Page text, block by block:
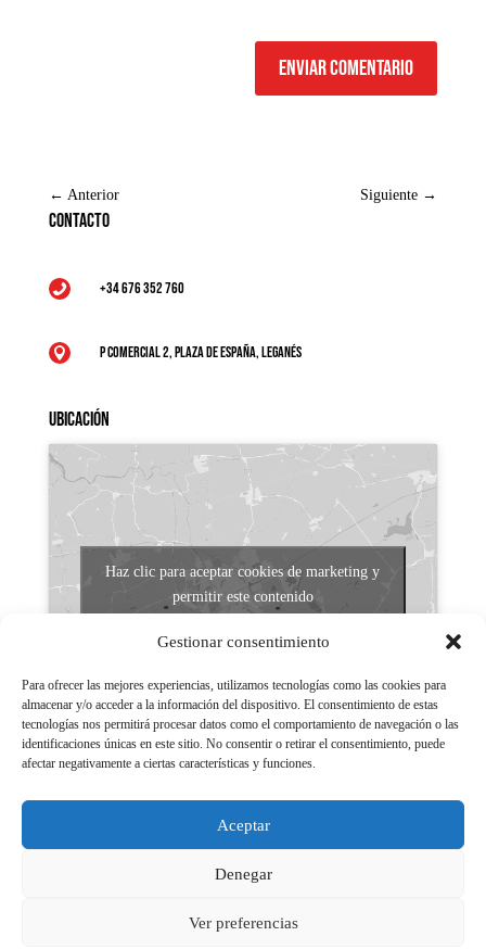
Gestionar consentimiento
Para ofrecer las mejores experiencias, utilizamos tecnologías como las cookies para
almacenar y/o acceder a la información del dispositivo. El consentimiento de estas
tecnologías nos permitirá procesar datos como el comportamiento de navegación o las
identificaciones únicas en este sitio. No consentir o retirar el consentimiento, puede
afectar negativamente a ciertas características y funciones.
Aceptar
Denegar
Ver preferencias
Enviar comentario
← Anterior Siguiente →
Contacto
 +34 676 352 760
 P Comercial 2, Plaza de España, Leganés
Ubicación
Haz clic para aceptar cookies de marketing y
permitir este contenido
Aviso legal